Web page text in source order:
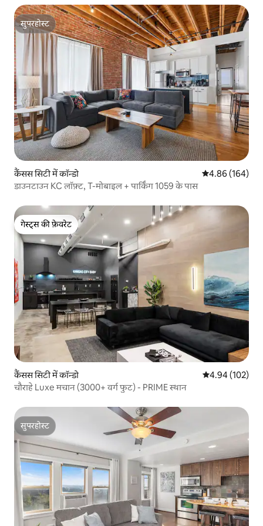
सुपरहोस्ट
सुपरहोस्ट
कैंसस सिटी में कॉन्डो औसत रेटिंग 5 में से
4.86 (164)
डाउनटाउन KC लॉफ़्ट, T-मोबाइल + पार्किंग 1059 के पास
गेस्ट्स की फ़ेवरेट
गेस्ट्स की फ़ेवरेट
कैंसस सिटी में कॉन्डो औसत रेटिंग 5 में से
4.94 (102)
चौराहे Luxe मचान (3000+ वर्ग फुट) - PRIME स्थान
सुपरहोस्ट
सुपरहोस्ट